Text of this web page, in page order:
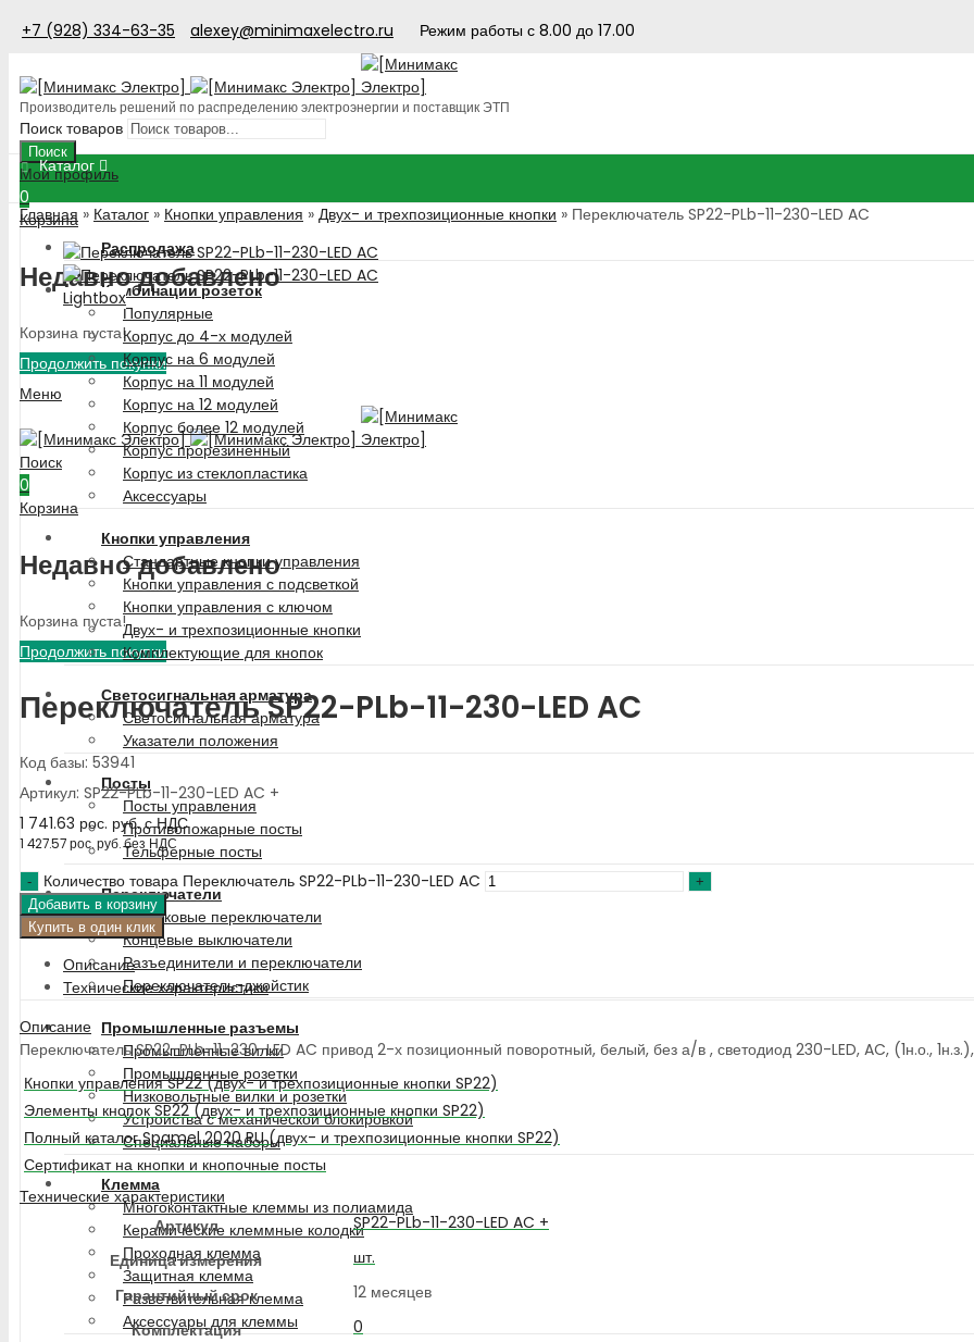
+7 (928) 334-63-35 alexey@minimaxelectro.ru Режим работы с 8.00 до 17.00
Производитель решений по распределению электроэнергии и поставщик ЭТП
Поиск товаров
Поиск
Мой профиль
0
Корзина
Недавно добавлено
Корзина пуста!
Продолжить покупки
Меню
Поиск
0
Корзина
Недавно добавлено
Корзина пуста!
Продолжить покупки
Каталог
Распродажа
Комбинации розеток
Популярные
Корпус до 4-х модулей
Корпус на 6 модулей
Корпус на 11 модулей
Корпус на 12 модулей
Корпус более 12 модулей
Корпус прорезиненный
Корпус из стеклопластика
Аксессуары
Кнопки управления
Стандартные кнопки управления
Кнопки управления с подсветкой
Кнопки управления с ключом
Двух- и трехпозиционные кнопки
Комплектующие для кнопок
Светосигнальная арматура
Светосигнальная арматура
Указатели положения
Посты
Посты управления
Противопожарные посты
Тельферные посты
Переключатели
Кулачковые переключатели
Концевые выключатели
Разъединители и переключатели
Переключатель-джойстик
Промышленные разъемы
Промышленные вилки
Промышленные розетки
Низковольтные вилки и розетки
Устройства с механической блокировкой
Специальные наборы
Клемма
Многоконтактные клеммы из полиамида
Керамические клеммные колодки
Проходная клемма
Защитная клемма
Разветвительная клемма
Аксессуары для клеммы
Главная » Каталог » Кнопки управления » Двух- и трехпозиционные кнопки » Переключатель SP22-PLb-11-230-LED AC
Lightbox
Переключатель SP22-PLb-11-230-LED AC
Код базы: 53941
Артикул: SP22-PLb-11-230-LED AC +
1 741.63 рос. руб.с НДС
1 427.57рос. руб.без НДС
Количество товара Переключатель SP22-PLb-11-230-LED AC
Добавить в корзину
Купить в один клик
Описание
Технические характеристики
Описание
Переключатель SP22-PLb-11-230-LED AC привод 2-х позиционный поворотный, белый, без а/в , светодиод 230-LED, AC, (1н.о.,
Кнопки управления SP22 (двух- и трехпозиционные кнопки SP22)
Элементы кнопок SP22 (двух- и трехпозиционные кнопки SP22)
Полный каталог Spamel 2020 RU (двух- и трехпозиционные кнопки SP22)
Сертификат на кнопки и кнопочные посты
Технические характеристики
Артикул
SP22-PLb-11-230-LED AC +
Единица измерения
шт.
Гарантийный срок
12 месяцев
Комплектация
0